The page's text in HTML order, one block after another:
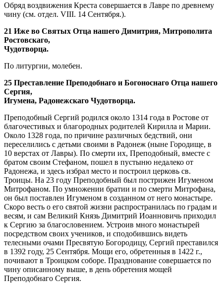
Обряд воздвижения Креста совершается в Лавре по древнему
чину (см. отдел. VIII. 14 Сентября.).
21 Иже во Святых Отца нашего Димитрия, Митрополита
Ростовскаго,
Чудотворца.
По литургии, молебен.
25 Преставление Преподобнаго и Богоноснаго Отца нашего
Сергия,
Игумена, Радонежскаго Чудотворца.
Преподобный Сергий родился около 1314 года в Ростове от
благочестивых и благородных родителей Кирилла и Марии.
Около 1328 года, по причине различных бедствий, они
переселились с детьми своими в Радонеж (ныне Городище, в
10 верстах от Лавры). По смерти их, Преподобный, вместе с
братом своим Стефаном, пошел в пустыню недалеко от
Радонежа, и здесь избрал место и построил церковь св.
Троицы. На 23 году Преподобный был пострижен Игуменом
Митрофаном. По умножении братии и по смерти Митрофана,
он был поставлен Игуменом в созданном от него монастыре.
Скоро весть о его святой жизни распространилась по градам и
весям, и сам Великий Князь Димитрий Иоанновичь приходил
к Сергию за благословением. Устроив много монастырей
посредством своих учеников, и сподобившись видеть
телесными очами Пресвятую Богородицу, Сергий преставился
в 1392 году, 25 Сентября. Мощи его, обретенныя в 1422 г.,
почивают в Троицком соборе. Празднование совершается по
чину описанному выше, в день обретения мощей
Преподобнаго Сергия.